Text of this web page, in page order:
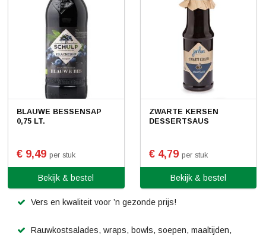
BLAUWE BESSENSAP
0,75 LT.
€ 9,49 per stuk
Bekijk & bestel
ZWARTE KERSEN
DESSERTSAUS
€ 4,79 per stuk
Bekijk & bestel
Vers en kwaliteit voor ’n gezonde prijs!
Rauwkostsalades, wraps, bowls, soepen, maaltijden,